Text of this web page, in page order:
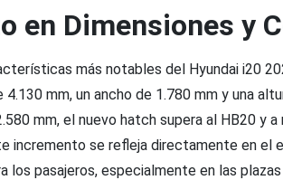
en Dimensiones y
más notables del Hyundai i20
4.130 mm, un ancho de 1.780 mm y una
mm, el nuevo hatch supera al HB20 y
incremento se refleja directamente en el
los pasajeros, especialmente en las